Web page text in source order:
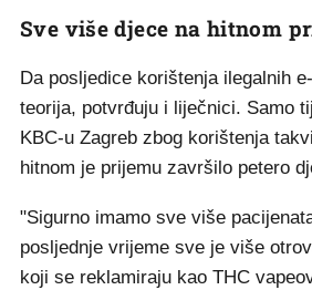
Sve više djece na hitnom
Da posljedice korištenja ilegalnih
teorija, potvrđuju i liječnici. Samo
KBC-u Zagreb zbog korištenja
hitnom je prijemu završilo petero
"Sigurno imamo sve više
posljednje vrijeme sve je više
koji se reklamiraju kao THC